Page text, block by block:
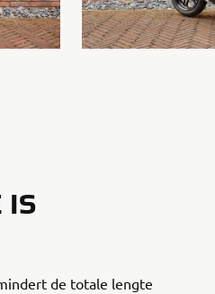
IS
de totale lengte